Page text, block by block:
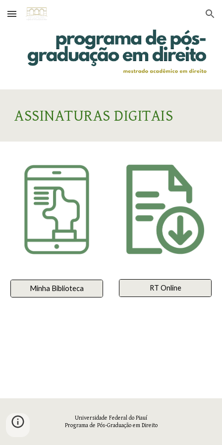
Skip to main content Skip to navigation
ASSINATURAS DIGITAIS
Minha Biblioteca RT Online
Universidade Federal do Piauí
Programa de Pós-Graduação em Direito